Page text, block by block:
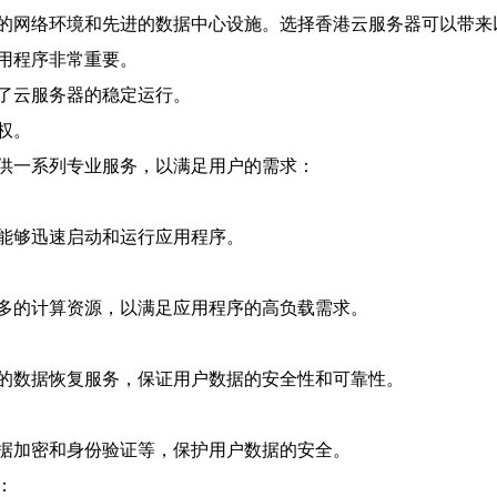
络环境和先进的数据中心设施。选择香港云服务器可以带来
程序非常重要。
服务器的稳定运行。
。
系列专业服务，以满足用户的需求：
迅速启动和运行应用程序。
计算资源，以满足应用程序的高负载需求。
据恢复服务，保证用户数据的安全性和可靠性。
密和身份验证等，保护用户数据的安全。